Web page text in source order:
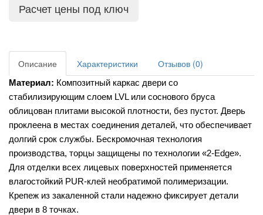
Расчет цены под ключ
Описание Характеристики Отзывов (0)
Материал: Композитный каркас двери со
стабилизирующим слоем LVL или соснового бруса
облицован плитами высокой плотности, без пустот. Дверь
проклеена в местах соединения деталей, что обеспечивает
долгий срок службы. Бескромочная технология
производства, торцы защищены по технологии «2-Edge».
Для отделки всех лицевых поверхностей применяется
влагостойкий PUR-клей необратимой полимеризации.
Крепеж из закаленной стали надежно фиксирует детали
двери в 8 точках.